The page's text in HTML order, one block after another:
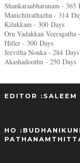
Shankaraabharanam - 365
Manichitrathazhu - 314
Kilukkam - 300 Days
Oru Vadakkan Veeragatha
Hitler - 300 Days
Jeevitha Nouka - 284 Days
Akashadoothu - 250 Days
EDITOR :SALEEM
HO